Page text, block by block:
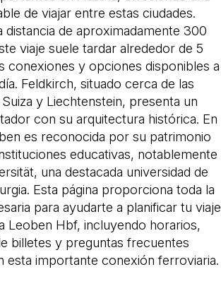
de viajar entre estas ciudades.
distancia de aproximadamente 300
viaje suele tardar alrededor de 5
conexiones y opciones disponibles a
Feldkirch, situado cerca de las
y Liechtenstein, presenta un
con su arquitectura histórica. En
es reconocida por su patrimonio
educativas, notablemente
una destacada universidad de
Esta página proporciona toda la
para ayudarte a planificar tu viaje
Leoben Hbf, incluyendo horarios,
billetes y preguntas frecuentes
esta importante conexión ferroviaria.